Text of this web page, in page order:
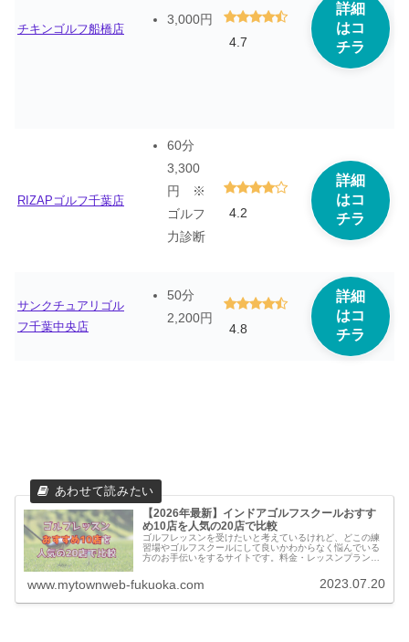
チキンゴルフ船橋店
3,000円
4.7
詳細
はコ
チラ
RIZAPゴルフ千葉店
60分
3,300
円 ※
ゴルフ
力診断
4.2
詳細
はコ
チラ
サンクチュアリゴル
フ千葉中央店
50分
2,200円
4.8
詳細
はコ
チラ
【2026年最新】インドアゴルフスクールおすす
め10店を人気の20店で比較
ゴルフレッスンを受けたいと考えているけれど、どこの練
習場やゴルフスクールにして良いかわからなく悩んでいる
方のお手伝いをするサイトです。料金・レッスンプランの
www.mytownweb-fukuoka.com 2023.07.20